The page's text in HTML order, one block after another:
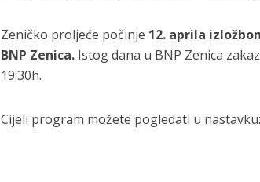
Zeničko proljeće počinje 12. aprila
BNP Zenica. Istog dana u BNP Zenica
19:30h.
Cijeli program možete pogledati u nastavku: